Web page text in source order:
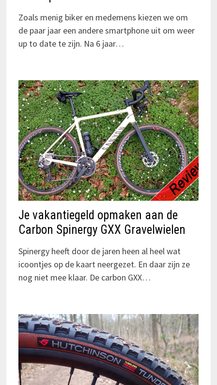
Zoals menig biker en medemens kiezen we om
de paar jaar een andere smartphone uit om weer
up to date te zijn. Na 6 jaar…
Je vakantiegeld opmaken aan de
Carbon Spinergy GXX Gravelwielen
Spinergy heeft door de jaren heen al heel wat
icoontjes op de kaart neergezet. En daar zijn ze
nog niet mee klaar. De carbon GXX…